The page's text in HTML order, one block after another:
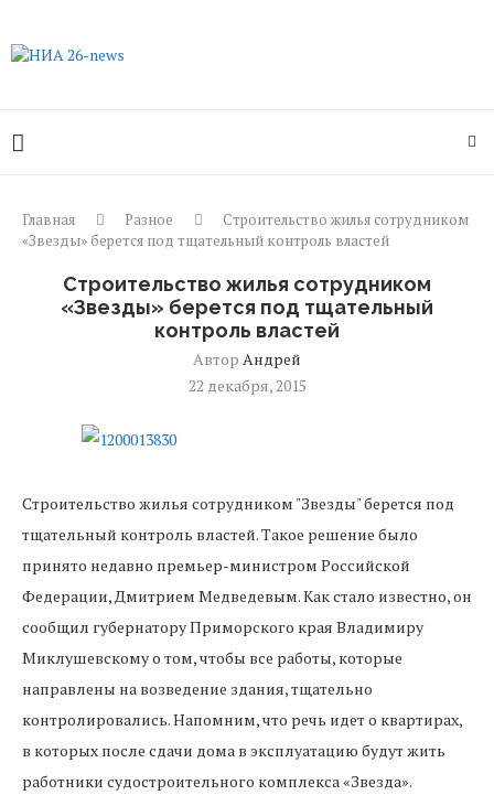
Главная Разное
Строительство жилья сотрудником
«Звезды» берется под тщательный контроль властей
Строительство жилья сотрудником
«Звезды» берется под тщательный
контроль властей
Автор Андрей
22 декабря, 2015
Строительство жилья сотрудником "Звезды" берется под
тщательный контроль властей. Такое решение было
принято недавно премьер-министром Российской
Федерации, Дмитрием Медведевым. Как стало известно, он
сообщил губернатору Приморского края Владимиру
Миклушевскому о том, чтобы все работы, которые
направлены на возведение здания, тщательно
контролировались. Напомним, что речь идет о квартирах,
в которых после сдачи дома в эксплуатацию будут жить
работники судостроительного комплекса «Звезда».